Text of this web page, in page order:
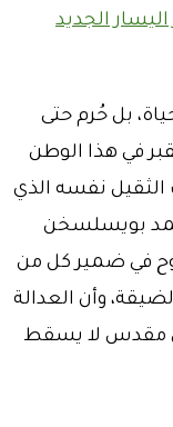
الجديد
بل حُرم حتى
في هذا الوطن
الثقيل نفسه الذي
بويسلسخن
في ضمير كل من
وأن العدالة
مقدس لا يسقط